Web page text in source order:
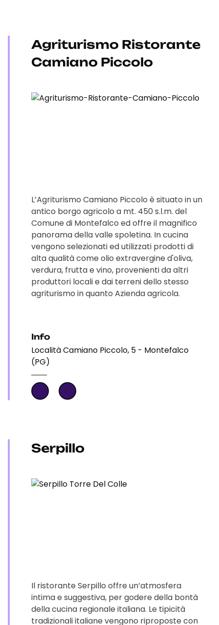
Agriturismo Ristorante
Camiano Piccolo
L’Agriturismo Camiano Piccolo è situato in un
antico borgo agricolo a mt. 450 s.l.m. del
Comune di Montefalco ed offre il magnifico
panorama della valle spoletina. In cucina
vengono selezionati ed utilizzati prodotti di
alta qualità come olio extravergine d'oliva,
verdura, frutta e vino, provenienti da altri
produttori locali e dai terreni dello stesso
agriturismo in quanto Azienda agricola.
Info
Località Camiano Piccolo, 5 - Montefalco
(PG)
Serpillo
Il ristorante Serpillo offre un’atmosfera
intima e suggestiva, per godere della bontà
della cucina regionale italiana. Le tipicità
tradizionali italiane vengono riproposte con